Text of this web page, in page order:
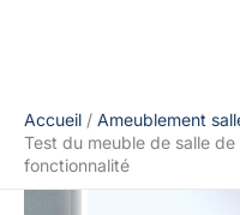
Accueil
Ameublement
Test du meuble de salle
fonctionnalité